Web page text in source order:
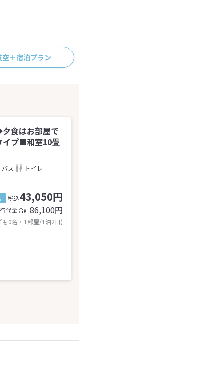
空＋宿泊プラン
食はお部屋で
イプ■和室10畳
バス
トイレ
税込43,050円
代金合計86,100円
も0名・1部屋/1泊2日)